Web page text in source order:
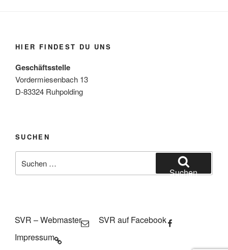
HIER FINDEST DU UNS
Geschäftsstelle
Vordermiesenbach 13
D-83324 Ruhpolding
SUCHEN
nach:
Suchen
SVR – Webmaster
SVR auf Facebook
Impressum